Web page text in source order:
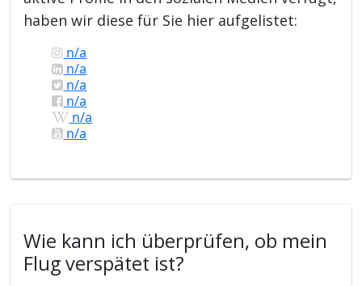
haben wir diese für Sie hier aufgelistet:
n/a
n/a
n/a
n/a
n/a
n/a
Wie kann ich überprüfen, ob mein
Flug verspätet ist?